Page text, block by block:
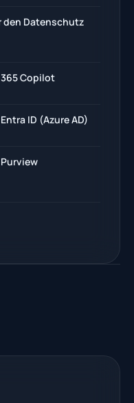
den Datenschutz
Copilot
ID (Azure AD)